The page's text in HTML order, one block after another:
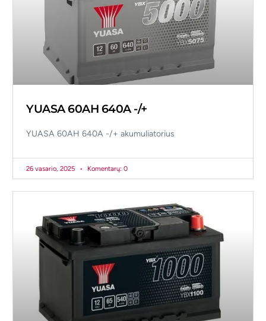
YUASA 60AH 640A -/+
YUASA 60AH 640A -/+ akumuliatorius
26 vasario, 2025 Komentarų: 0